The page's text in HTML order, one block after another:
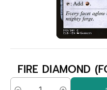
FIRE DIAMOND